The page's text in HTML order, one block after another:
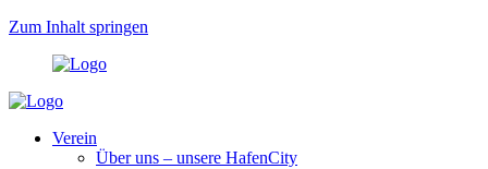
Zum Inhalt springen
Verein
Über uns – unsere HafenCity